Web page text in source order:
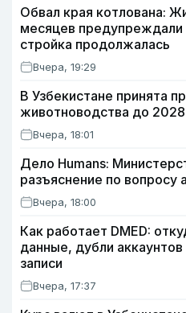
Обвал края котлована:
месяцев предупреждали
стройка продолжалась
Вчера, 19:29
В Узбекистане принята
животноводства до 2028
Вчера, 18:01
Дело Humans:
разъяснение по вопросу
Вчера, 18:00
Как работает DMED:
данные, дубли
записи
Вчера, 17:37